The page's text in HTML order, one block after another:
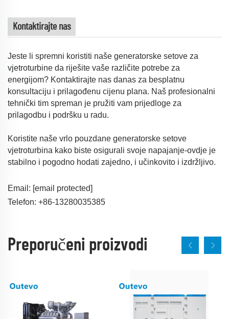
Kontaktirajte nas
Jeste li spremni koristiti naše generatorske setove za
vjetroturbine da riješite vaše različite potrebe za
energijom? Kontaktirajte nas danas za besplatnu
konsultaciju i prilagođenu cijenu plana. Naš profesionalni
tehnički tim spreman je pružiti vam prijedloge za
prilagodbu i podršku u radu.
Koristite naše vrlo pouzdane generatorske setove
vjetroturbina kako biste osigurali svoje napajanje-ovdje je
stabilno i pogodno hodati zajedno, i učinkovito i izdržljivo.
Email: [email protected]
Telefon: +86-13280035385
Preporučeni proizvodi